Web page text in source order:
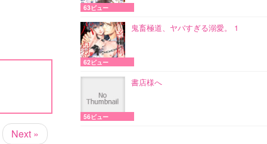
Next »
63ビュー
鬼畜極道、ヤバすぎる溺愛。 1
62ビュー
書店様へ
56ビュー